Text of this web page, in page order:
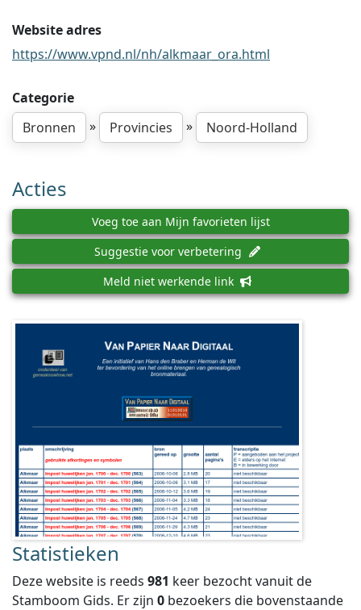
Website adres
https://www.vpnd.nl/nh/alkmaar_ora.html
Categorie
Bronnen
» Provincies » Noord-Holland
Acties
Voeg toe aan Mijn favorieten lijst
Suggestie voor verbetering
Meld niet werkende link
Statistieken
Deze website is reeds 981 keer bezocht vanuit de
Stamboom Gids. Er zijn 0 bezoekers die bovenstaande